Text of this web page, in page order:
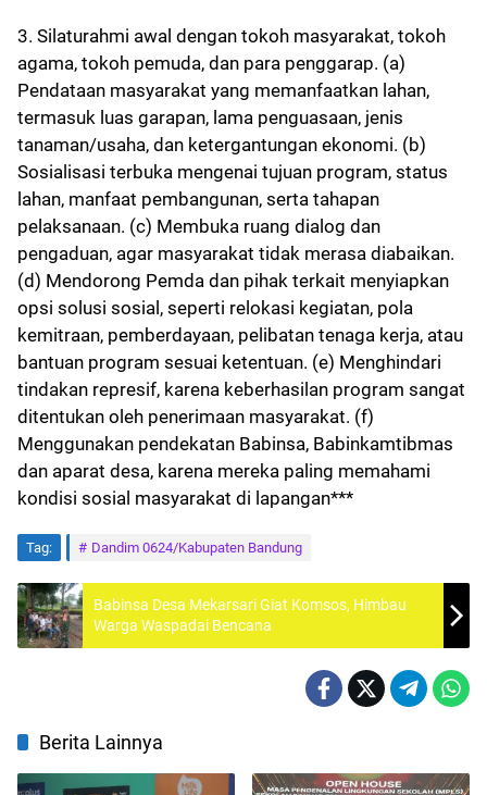
3. Silaturahmi awal dengan tokoh masyarakat, tokoh
agama, tokoh pemuda, dan para penggarap. (a)
Pendataan masyarakat yang memanfaatkan lahan,
termasuk luas garapan, lama penguasaan, jenis
tanaman/usaha, dan ketergantungan ekonomi. (b)
Sosialisasi terbuka mengenai tujuan program, status
lahan, manfaat pembangunan, serta tahapan
pelaksanaan. (c) Membuka ruang dialog dan
pengaduan, agar masyarakat tidak merasa diabaikan.
(d) Mendorong Pemda dan pihak terkait menyiapkan
opsi solusi sosial, seperti relokasi kegiatan, pola
kemitraan, pemberdayaan, pelibatan tenaga kerja, atau
bantuan program sesuai ketentuan. (e) Menghindari
tindakan represif, karena keberhasilan program sangat
ditentukan oleh penerimaan masyarakat. (f)
Menggunakan pendekatan Babinsa, Babinkamtibmas
dan aparat desa, karena mereka paling memahami
kondisi sosial masyarakat di lapangan***
Tag: Dandim 0624/Kabupaten Bandung
Babinsa Desa Mekarsari Giat Komsos, Himbau
Warga Waspadai Bencana
Berita Lainnya